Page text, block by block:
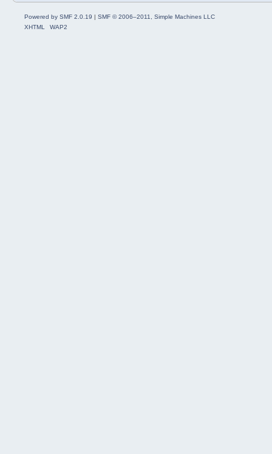
Powered by SMF 2.0.19 | SMF © 2006–2011, Simple Machines LLC
XHTML
WAP2